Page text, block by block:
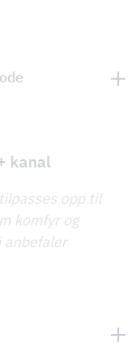
kanal
opp til
komfyr og
anbefaler